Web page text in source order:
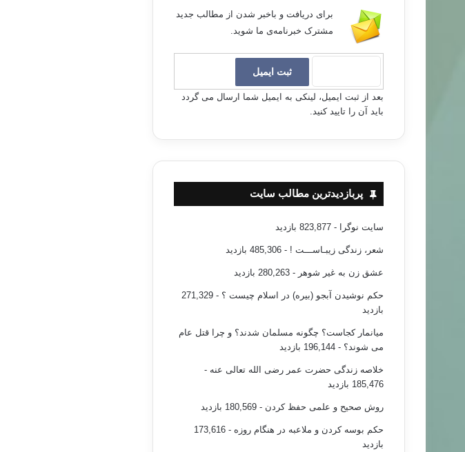
برای دریافت و باخبر شدن از مطالب جدید
مشترک خبرنامه‌ی ما شوید.
بعد از ثبت ایمیل، لینکی به ایمیل شما ارسال می گردد
باید آن را تایید کنید.
پربازدیدترین مطالب سایت
سایت نوگرا - 823,877 بازدید
شعر، زندگی زیبـاســـت ! - 485,306 بازدید
عشق زن به غیر شوهر - 280,263 بازدید
حکم نوشیدن آبجو (بیره) در اسلام چیست ؟
- 271,329
بازدید
میانمار کجاست؟ چگونه مسلمان شدند؟ و چرا قتل عام
می شوند؟ - 196,144 بازدید
خلاصه زندگی حضرت عمر رضی الله تعالی عنه -
185,476 بازدید
روش صحیح و علمی حفظ کردن - 180,569 بازدید
حکم بوسه کردن و ملاعبه در هنگام روزه
- 173,616
بازدید